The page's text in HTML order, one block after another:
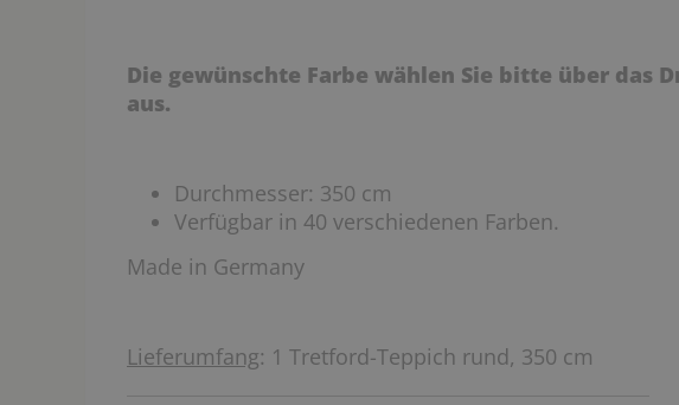
Die gewünschte Farbe wählen Sie bitte über das
aus.
Durchmesser: 350 cm
Verfügbar in 40 verschiedenen Farben.
Made in Germany
Lieferumfang: 1 Tretford-Teppich rund, 350 cm